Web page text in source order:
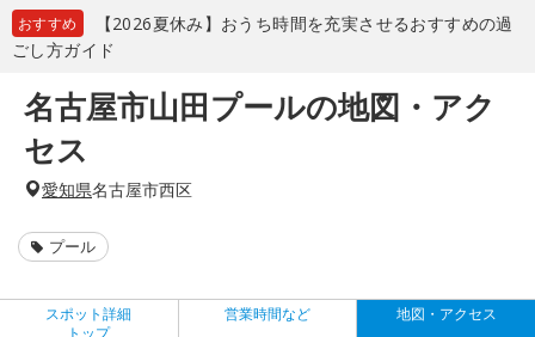
おすすめ
【2026夏休み】おうち時間を充実させるおすすめの過
ごし方ガイド
名古屋市山田プールの地図・アク
セス
愛知県名古屋市西区
プール
スポット詳細
トップ
営業時間など 地図・アクセス